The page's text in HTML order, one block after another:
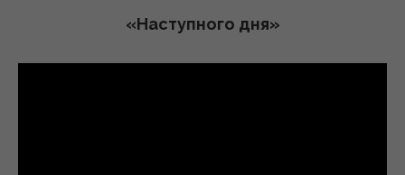
«Наступного дня»